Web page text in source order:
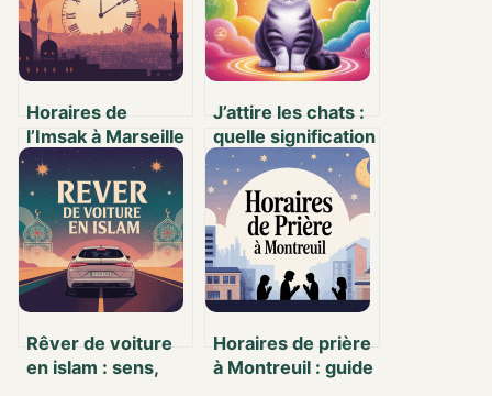
Horaires de
l’Imsak à Marseille
: guide pour bien
débuter le jeûne
J’attire les chats :
quelle signification
spirituelle ?
Rêver de voiture
en islam : sens,
Horaires de prière
à Montreuil : guide